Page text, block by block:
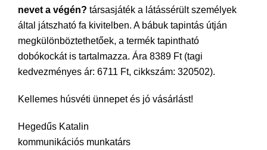
nevet a végén? társasjáték a látássérült személyek
által játszható fa kivitelben. A bábuk tapintás útján
megkülönböztethetőek, a termék tapintható
dobókockát is tartalmazza. Ára 8389 Ft (tagi
kedvezményes ár: 6711 Ft, cikkszám: 320502).
Kellemes húsvéti ünnepet és jó vásárlást!
Hegedűs Katalin
kommunikációs munkatárs